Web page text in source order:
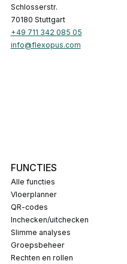
Schlosserstr.
70180 Stuttgart
+49 711 342 085 05
info@flexopus.com
FUNCTIES
Alle functies
Vloerplanner
QR-codes
Inchecken/uitchecken
Slimme analyses
Groepsbeheer
Rechten en rollen